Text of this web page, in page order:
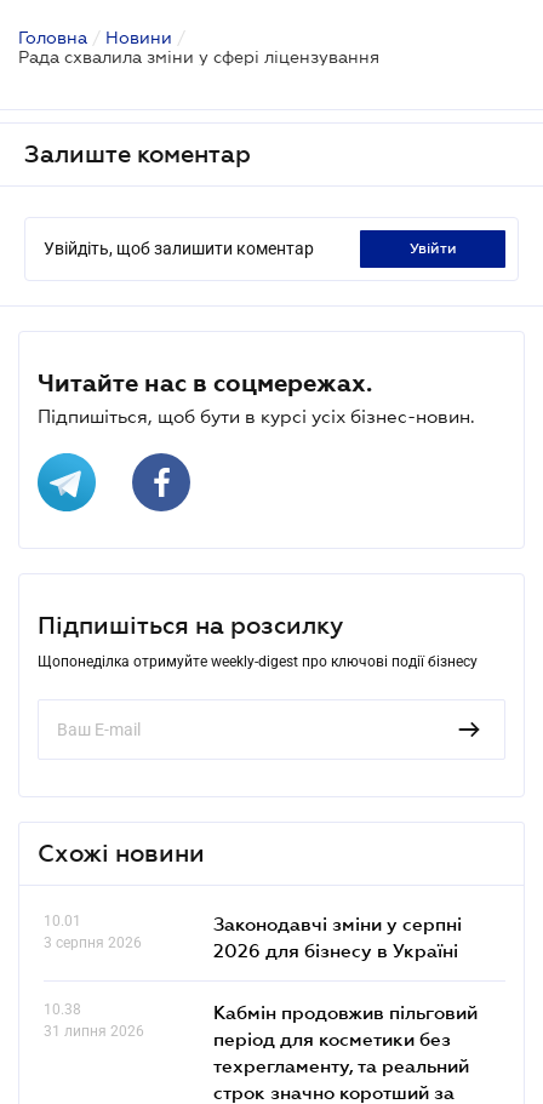
Головна / Новини /
Рада схвалила зміни у сфері ліцензування
Залиште коментар
Увійдіть, щоб залишити коментар увійти
Читайте нас в соцмережах.
Підпишіться, щоб бути в курсі усіх бізнес-новин.
Підпишіться на розсилку
Щопонеділка отримуйте weekly-digest про ключові події бізнесу
Схожі новини
10.01
3 серпня 2026
Законодавчі зміни у серпні
2026 для бізнесу в Україні
10.38
31 липня 2026
Кабмін продовжив пільговий
період для косметики без
техрегламенту, та реальний
строк значно коротший за